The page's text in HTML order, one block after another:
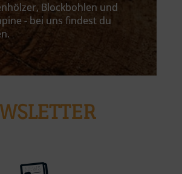
Blockbohlen und
- bei uns findest du